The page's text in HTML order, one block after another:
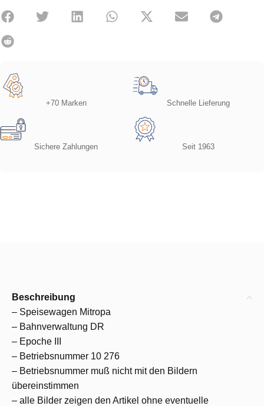
+70 Marken Schnelle Lieferung
Sichere Zahlungen Seit 1963
Beschreibung
– Speisewagen Mitropa
– Bahnverwaltung DR
– Epoche III
– Betriebsnummer 10 276
– Betriebsnummer muß nicht mit den Bildern
übereinstimmen
– alle Bilder zeigen den Artikel ohne eventuelle